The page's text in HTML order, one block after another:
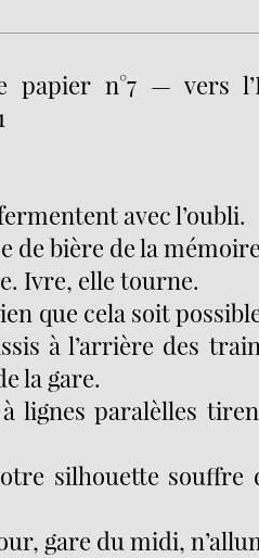
papier n°7 — vers
avec l’oubli.
de bière de la
Ivre, elle tourne.
que cela soit
à l’arrière des
la gare.
lignes paralèlles
silhouette souffre
gare du midi,